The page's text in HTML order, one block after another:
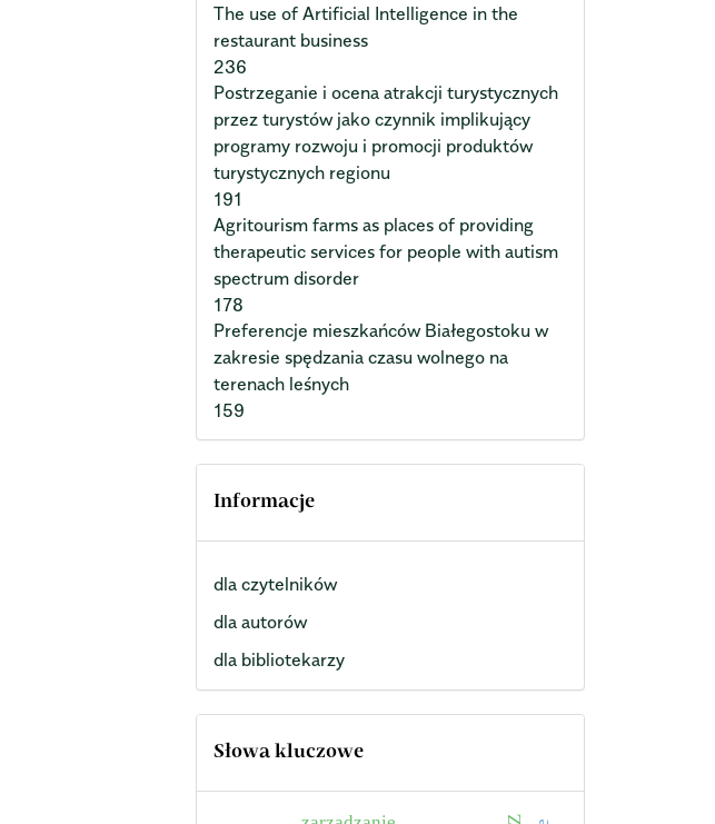
The use of Artificial Intelligence in the
restaurant business
236
Postrzeganie i ocena atrakcji turystycznych
przez turystów jako czynnik implikujący
programy rozwoju i promocji produktów
turystycznych regionu
191
Agritourism farms as places of providing
therapeutic services for people with autism
spectrum disorder
178
Preferencje mieszkańców Białegostoku w
zakresie spędzania czasu wolnego na
terenach leśnych
159
Informacje
dla czytelników
dla autorów
dla bibliotekarzy
Słowa kluczowe